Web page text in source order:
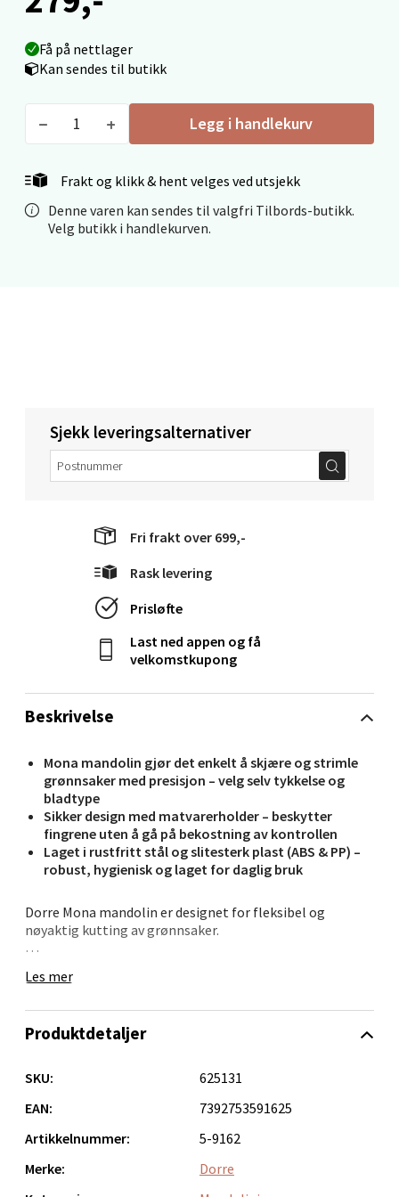
Få på nettlager
Kan sendes til butikk
Legg i handlekurv
Frakt og klikk & hent velges ved utsjekk
Denne varen kan sendes til valgfri Tilbords-butikk.
Velg butikk i handlekurven.
Beskrivelse
Mona mandolin gjør det enkelt å skjære og strimle
grønnsaker med presisjon – velg selv tykkelse og
bladtype
Sikker design med matvarerholder – beskytter
fingrene uten å gå på bekostning av kontrollen
Laget i rustfritt stål og slitesterk plast (ABS & PP) –
robust, hygienisk og laget for daglig bruk
Dorre Mona mandolin er designet for fleksibel og
nøyaktig kutting av grønnsaker.
bytt mellom bladene for ulike resultater. Den
Håndvask anbefales for å bevare bladets kvalitet.
Les mer
Sjekk leveringsalternativer
Fri frakt over 699,-
Rask levering
Prisløfte
Last ned appen og få
velkomstkupong
Produktdetaljer
SKU:
625131
EAN:
7392753591625
Artikkelnummer:
5-9162
Merke:
Dorre
Fridtjof Nansensgate 22, 8622 Mo i Rana
0 i butikk
Velg
Ålesund - Thon Senter Moa
Langelandsvegen 25, 6010 Ålesund
Molde - Moldetorget
Torget 1, 6413 Molde
Åpent i dag 10-20
Narvik - Thon Senter Malmporten
Bolagsgata 1, 8514 Narvik
Åpent i dag 10-20
Velg
Bergen - Oasen Senter
Folke Bernadottes vei 52, 5147 Fyllingsdalen
Åpent i dag 10-21
Velg
Oppdal - Aunasenteret
Aunasenteret, Sunndalsvegen 3, 7340 Oppdal
Åpent i dag 10-19
0 i butikk